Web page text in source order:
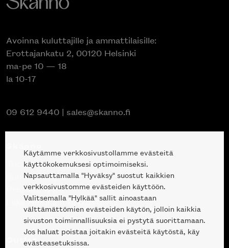
Avoinna kuluttajille ja ammattilaisille:
Erottajankatu 2, 00120 Helsinki
ma-pe 10 — 18
la 10-17
09 612 9440 | sales@skanno.fi
Tuotteet
Suunnittelupalvelu
Projektimyynti
Liike Helsingin keskustassa
Outlet
Käytämme verkkosivustollamme evästeitä
käyttökokemuksesi optimoimiseksi.
Napsauttamalla "Hyväksy" suostut kaikkien
verkkosivustomme evästeiden käyttöön.
Valitsemalla "Hylkää" sallit ainoastaan
välttämättömien evästeiden käytön, jolloin kaikkia
sivuston toiminnallisuuksia ei pystytä suorittamaan.
Jos haluat poistaa joitakin evästeitä käytöstä, käy
evästeasetuksissa.